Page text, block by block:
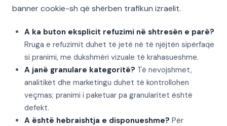
banner cookie-sh që shërben trafikun izraelit.
A ka buton eksplicit refuzimi në shtresën e parë?
Rruga e refuzimit duhet të jetë në të njëjtën sipërfaqe
si pranimi, me dukshmëri vizuale të krahasueshme.
A janë granulare kategoritë? Të nevojshmet,
analitikët dhe marketingu duhet të kontrollohen
veçmas; pranimi i paketuar pa granularitet është
defekt.
A është hebraishtja e disponueshme? Për